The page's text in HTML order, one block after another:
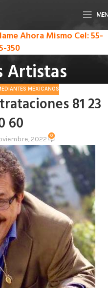
Ahora Mismo Cel: 55-
350
Artistas
MEXICANOS
81 23
60
2022 0